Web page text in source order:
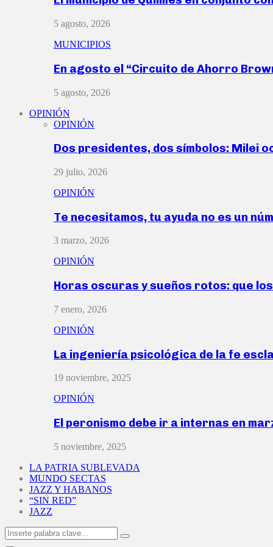
5 agosto, 2026
MUNICIPIOS
En agosto el “Circuito de Ahorro
5 agosto, 2026
OPINIÓN
OPINIÓN
Dos presidentes, dos símbolos: Milei
29 julio, 2026
OPINIÓN
Te necesitamos, tu ayuda no es un
3 marzo, 2026
OPINIÓN
Horas oscuras y sueños rotos: que
7 enero, 2026
OPINIÓN
La ingeniería psicológica de la fe
19 noviembre, 2025
OPINIÓN
El peronismo debe ir a internas en
5 noviembre, 2025
LA PATRIA SUBLEVADA
MUNDO SECTAS
JAZZ Y HABANOS
“SIN RED”
JAZZ
Search
for:
Search